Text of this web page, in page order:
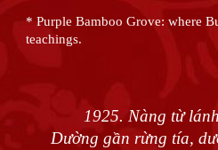
* Purple Bamboo Grove: where
teachings.
1925. Nàng từ
Dường gần rừng tía,